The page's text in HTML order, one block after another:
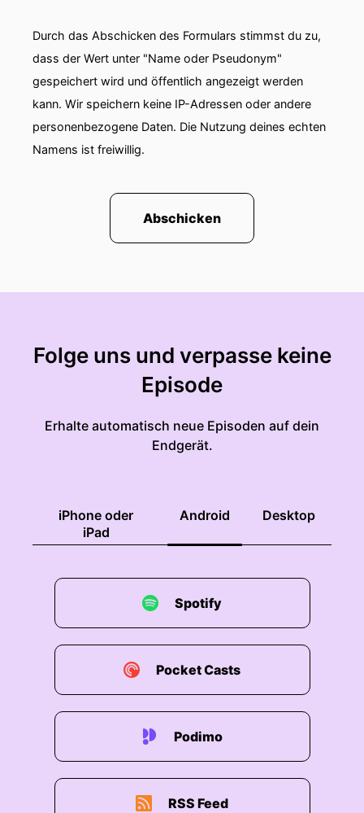
Durch das Abschicken des Formulars stimmst du zu,
dass der Wert unter "Name oder Pseudonym"
gespeichert wird und öffentlich angezeigt werden
kann. Wir speichern keine IP-Adressen oder andere
personenbezogene Daten. Die Nutzung deines echten
Namens ist freiwillig.
Abschicken
Folge uns und verpasse keine
Episode
Erhalte automatisch neue Episoden auf dein
Endgerät.
iPhone oder
iPad
Android Desktop
Spotify
Pocket Casts
Podimo
RSS Feed